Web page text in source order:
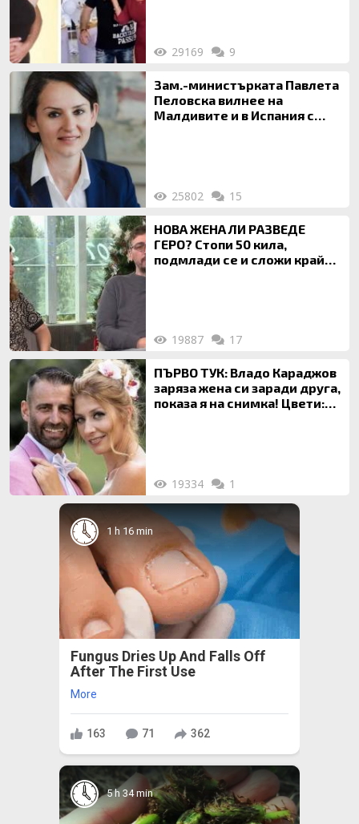
29169 9
Зам.-министърката Павлета
Пеловска вилнее на
Малдивите и в Испания с
25802 15
НОВА ЖЕНА ЛИ РАЗВЕДЕ
ГЕРО? Стопи 50 кила,
подмлади се и сложи край
19887 17
ПЪРВО ТУК: Владо Караджов
заряза жена си заради друга,
показа я на снимка! Цвети:
19334 1
1 h 16 min
Fungus Dries Up And Falls Off
After The First Use
More
163 71 362
5 h 34 min